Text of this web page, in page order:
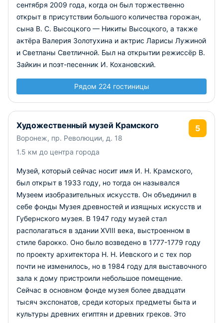
сентября 2009 года, когда он был торжественно
открыт в присутствии большого количества горожан,
сына В. С. Высоцкого — Никиты Высоцкого, а также
актёра Валерия Золотухина и актрис Ларисы Лужиной
и Светланы Светличной. Был на открытии режиссёр В.
Зайкин и поэт-песенник И. Кохановский.
Рядом 224 гостиницы
Художественный музей Крамского
Воронеж, пр. Революции, д. 18
1.5 км до центра города
5
Музей, который сейчас носит имя И. Н. Крамского,
был открыт в 1933 году, но тогда он назывался
Музеем изобразительных искусств. Он объединил в
себе фонды Музея древностей и изящных искусств и
Губернского музея. В 1947 году музей стал
располагаться в здании XVIII века, выстроенном в
стиле барокко. Оно было возведено в 1777-1779 году
по проекту архитектора Н. Н. Иевского и с тех пор
почти не изменилось, но в 1984 году для выставочного
зала к дому пристроили небольшое помещение.
Сейчас в основном фонде музея более двадцати
тысяч экспонатов, среди которых предметы быта и
культуры древних египтян и древних греков. Это